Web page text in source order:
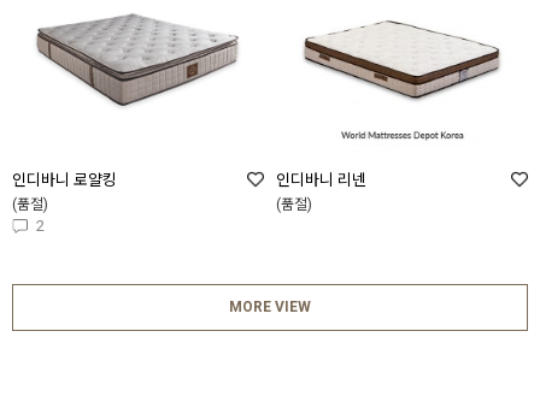
인디바니 로얄킹
(품절)
2
인디바니 리넨
(품절)
MORE VIEW